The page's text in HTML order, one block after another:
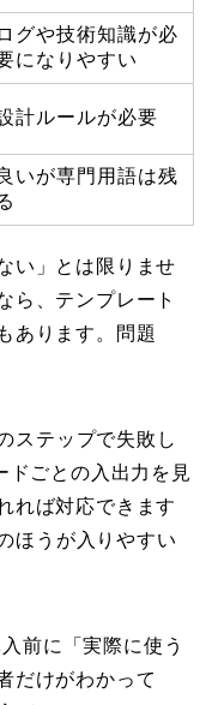
ログや技術知識が必
になりやすい
計ルールが必要
いが専門用語は残
い」とは限りませ
ら、テンプレート
あります。問題
ステップで失敗し
ドごとの入出力を見
れば対応できます
ほうが入りやすい
前に「実際に使う
だけがわかって